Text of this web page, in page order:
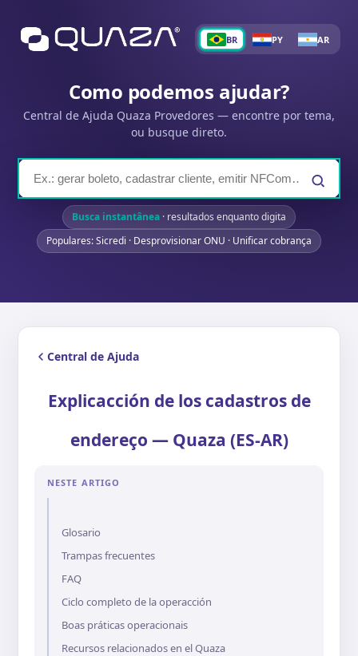
BR PY AR
Como podemos ajudar?
Central de Ajuda Quaza Provedores — encontre por tema,
ou busque direto.
Busca instantânea · resultados enquanto digita
Populares: Sicredi · Desprovisionar ONU · Unificar cobrança
Central de Ajuda
Explicacción de los cadastros de
endereço — Quaza (ES-AR)
NESTE ARTIGO
Glosario
Trampas frecuentes
FAQ
Ciclo completo de la operacción
Boas práticas operacionais
Recursos relacionados en el Quaza